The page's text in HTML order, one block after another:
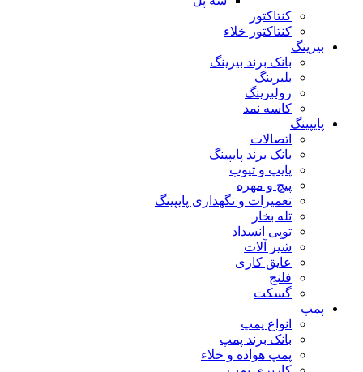
کنتاکتور
کنتاکتور خلاء
بیرینگ
بانک برند بیرینگ
بلبرینگ
رولبرینگ
کاسه نمد
پایپینگ
اتصالات
بانک برند پایپینگ
پایپ و تیوب
پیچ و مهره
تعمیرات و نگهداری پایپینگ
تله بخار
توپی انسداد
شیر آلات
عایق کاری
فلنج
گسکت
پمپ
انواع پمپ
بانک برند پمپ
پمپ هواده و خلاء